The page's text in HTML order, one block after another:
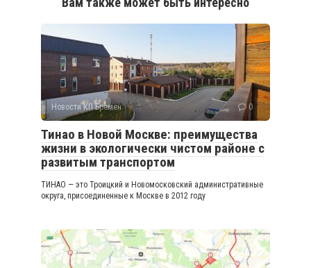
Новости КП Бремен 0
Тинао в Новой Москве: преимущества
жизни в экологически чистом районе с
развитым транспортом
ТИНАО — это Троицкий и Новомосковский административные
округа, присоединенные к Москве в 2012 году